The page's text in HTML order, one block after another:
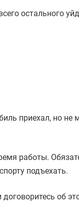
остального
приехал, но
работы.
подъехать.
об